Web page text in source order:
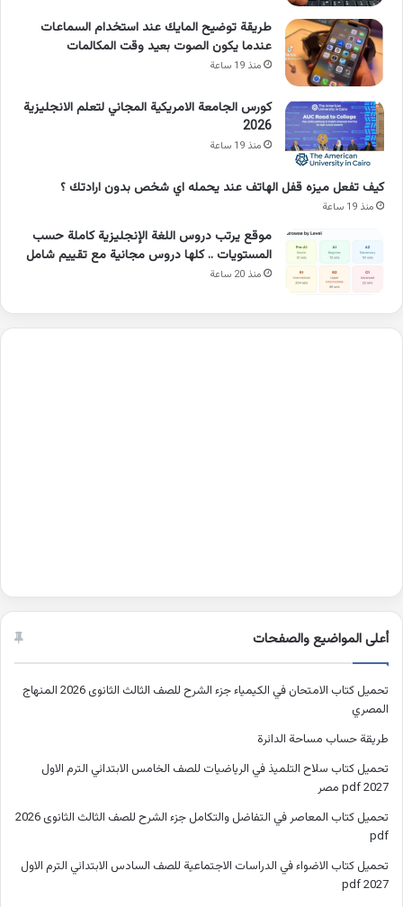
طريقة توضيح المايك عند استخدام السماعات
عندما يكون الصوت بعيد وقت المكالمات
منذ 19 ساعة
كورس الجامعة الامريكية المجاني لتعلم الانجليزية
2026
منذ 19 ساعة
كيف تفعل ميزه قفل الهاتف عند يحمله اي شخص بدون ارادتك ؟
منذ 19 ساعة
موقع يرتب دروس اللغة الإنجليزية كاملة حسب
المستويات .. كلها دروس مجانية مع تقييم شامل
منذ 20 ساعة
أعلى المواضيع والصفحات
تحميل كتاب الامتحان في الكيمياء جزء الشرح للصف الثالث الثانوى 2026 المنهاج
المصري
طريقة حساب مساحة الدائرة
تحميل كتاب سلاح التلميذ في الرياضيات للصف الخامس الابتدائي الترم الاول
2027 pdf مصر
تحميل كتاب المعاصر في التفاضل والتكامل جزء الشرح للصف الثالث الثانوى 2026
pdf
تحميل كتاب الاضواء في الدراسات الاجتماعية للصف السادس الابتدائي الترم الاول
2027 pdf